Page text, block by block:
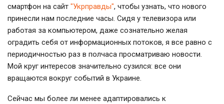
смартфон на сайт "Укрправды", чтобы узнать, что нового
принесли нам последние часы. Сидя у телевизора или
работая за компьютером, даже сознательно желая
оградить себя от информационных потоков, я все равно с
периодичностью раз в полчаса просматриваю новости.
Мой круг интересов значительно сузился: все они
вращаются вокруг событий в Украине.
Сейчас мы более ли менее адаптировались к